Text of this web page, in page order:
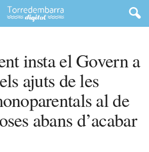
insta el Govern a
ajuts de les
al de
abans d’acabar